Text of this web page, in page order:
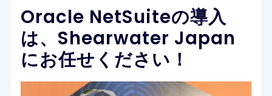
Oracle NetSuiteの導入
は、Shearwater Japan
にお任せください！